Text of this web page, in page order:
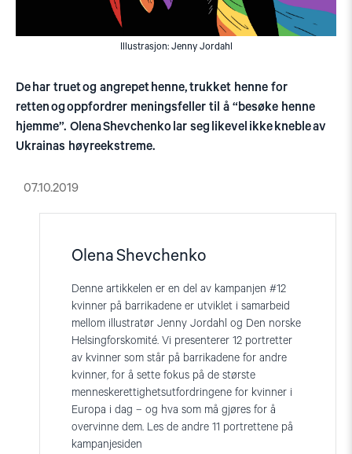
Illustrasjon: Jenny Jordahl
De har truet og angrepet henne, trukket henne for
retten og oppfordrer meningsfeller til å “besøke henne
hjemme”. Olena Shevchenko lar seg likevel ikke kneble av
Ukrainas høyreekstreme.
07.10.2019
Olena Shevchenko
Denne artikkelen er en del av kampanjen #12
kvinner på barrikadene er utviklet i samarbeid
mellom illustratør Jenny Jordahl og Den norske
Helsingforskomité. Vi presenterer 12 portretter
av kvinner som står på barrikadene for andre
kvinner, for å sette fokus på de største
menneskerettighetsutfordringene for kvinner i
Europa i dag – og hva som må gjøres for å
overvinne dem. Les de andre 11 portrettene på
kampanjesiden